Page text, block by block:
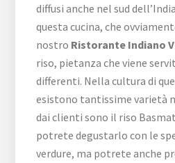
diffusi anche nel sud
questa cucina, che
nostro Ristorante Indiano
riso, pietanza che viene
differenti. Nella cultura di
esistono tantissime varietà
dai clienti sono il riso
potrete degustarlo con le
verdure, ma potrete anche